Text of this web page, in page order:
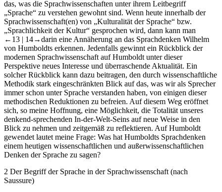
das, was die Sprachwissenschaften unter ihrem Leitbegriff
„Sprache“ zu verstehen gewohnt sind. Wenn heute innerhalb der
Sprachwissenschaft(en) von „Kulturalität der Sprache“ bzw.
„Sprachlichkeit der Kultur“ gesprochen wird, dann kann man
←13 | 14→darin eine Annäherung an das Sprachdenken Wilhelm
von Humboldts erkennen. Jedenfalls gewinnt ein Rückblick der
modernen Sprachwissenschaft auf Humboldt unter dieser
Perspektive neues Interesse und überraschende Aktualität. Ein
solcher Rückblick kann dazu beitragen, den durch wissenschaftliche
Methodik stark eingeschränkten Blick auf das, was wir als Sprecher
immer schon unter Sprache verstanden haben, von einigen dieser
methodischen Reduktionen zu befreien. Auf diesem Weg eröffnet
sich, so meine Hoffnung, eine Möglichkeit, die Totalität unseres
denkend-sprechenden In-der-Welt-Seins auf neue Weise in den
Blick zu nehmen und zeitgemäß zu reflektieren. Auf Humboldt
gewendet lautet meine Frage: Was hat Humboldts Sprachdenken
einem heutigen wissenschaftlichen und außerwissenschaftlichen
Denken der Sprache zu sagen?
2 Der Begriff der Sprache in der Sprachwissenschaft (nach
Saussure)